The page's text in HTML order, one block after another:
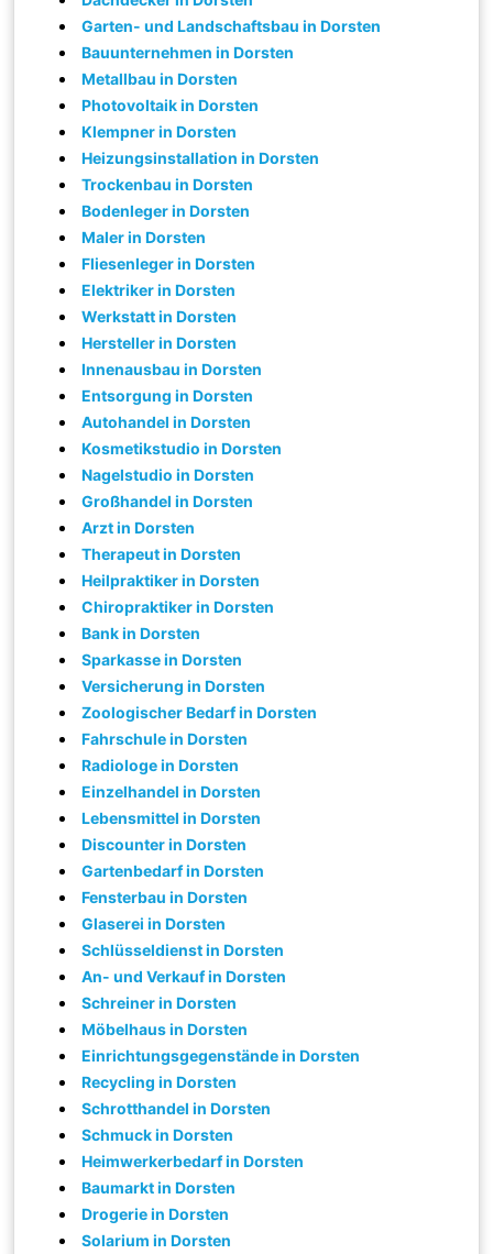
Garten- und Landschaftsbau in Dorsten
Bauunternehmen in Dorsten
Metallbau in Dorsten
Photovoltaik in Dorsten
Klempner in Dorsten
Heizungsinstallation in Dorsten
Trockenbau in Dorsten
Bodenleger in Dorsten
Maler in Dorsten
Fliesenleger in Dorsten
Elektriker in Dorsten
Werkstatt in Dorsten
Hersteller in Dorsten
Innenausbau in Dorsten
Entsorgung in Dorsten
Autohandel in Dorsten
Kosmetikstudio in Dorsten
Nagelstudio in Dorsten
Großhandel in Dorsten
Arzt in Dorsten
Therapeut in Dorsten
Heilpraktiker in Dorsten
Chiropraktiker in Dorsten
Bank in Dorsten
Sparkasse in Dorsten
Versicherung in Dorsten
Zoologischer Bedarf in Dorsten
Fahrschule in Dorsten
Radiologe in Dorsten
Einzelhandel in Dorsten
Lebensmittel in Dorsten
Discounter in Dorsten
Gartenbedarf in Dorsten
Fensterbau in Dorsten
Glaserei in Dorsten
Schlüsseldienst in Dorsten
An- und Verkauf in Dorsten
Schreiner in Dorsten
Möbelhaus in Dorsten
Einrichtungsgegenstände in Dorsten
Recycling in Dorsten
Schrotthandel in Dorsten
Schmuck in Dorsten
Heimwerkerbedarf in Dorsten
Baumarkt in Dorsten
Drogerie in Dorsten
Solarium in Dorsten